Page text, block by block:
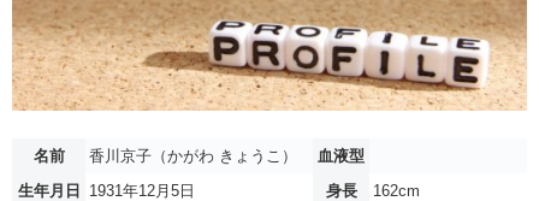
名前 香川京子（かがわ きょうこ）
血液型
生年月日
1931年12月5日 身長 162cm